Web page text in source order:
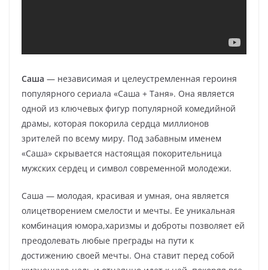
Саша — независимая и целеустремленная героиня
популярного сериала «Саша + Таня». Она является
одной из ключевых фигур популярной комедийной
драмы, которая покорила сердца миллионов
зрителей по всему миру. Под забавным именем
«Саша» скрывается настоящая покорительница
мужских сердец и символ современной молодежи.
Саша — молодая, красивая и умная, она является
олицетворением смелости и мечты. Ее уникальная
комбинация юмора,харизмы и доброты позволяет ей
преодолевать любые преграды на пути к
достижению своей мечты. Она ставит перед собой